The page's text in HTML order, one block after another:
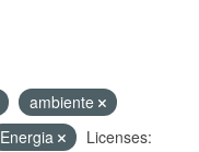
ambiente
Energia
Licenses: